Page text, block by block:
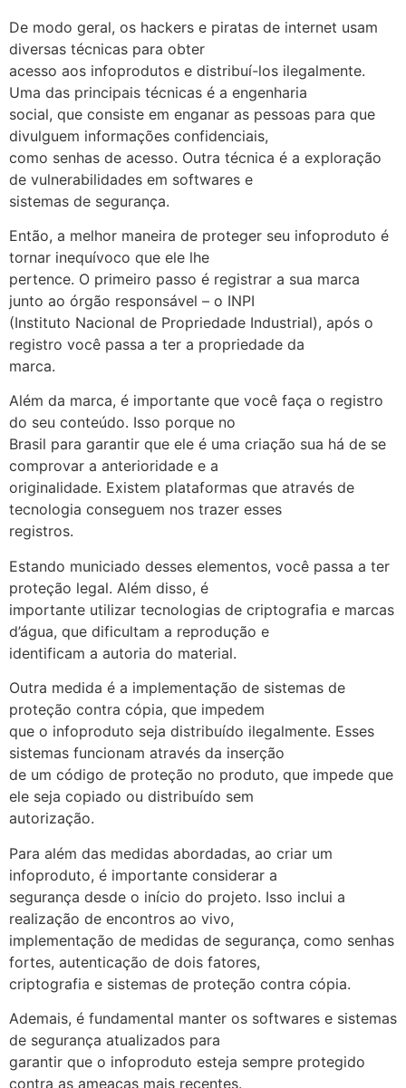
De modo geral, os hackers e piratas de internet usam
diversas técnicas para obter
acesso aos infoprodutos e distribuí-los ilegalmente.
Uma das principais técnicas é a engenharia
social, que consiste em enganar as pessoas para que
divulguem informações confidenciais,
como senhas de acesso. Outra técnica é a exploração
de vulnerabilidades em softwares e
sistemas de segurança.
Então, a melhor maneira de proteger seu infoproduto é
tornar inequívoco que ele lhe
pertence. O primeiro passo é registrar a sua marca
junto ao órgão responsável – o INPI
(Instituto Nacional de Propriedade Industrial), após o
registro você passa a ter a propriedade da
marca.
Além da marca, é importante que você faça o registro
do seu conteúdo. Isso porque no
Brasil para garantir que ele é uma criação sua há de se
comprovar a anterioridade e a
originalidade. Existem plataformas que através de
tecnologia conseguem nos trazer esses
registros.
Estando municiado desses elementos, você passa a ter
proteção legal. Além disso, é
importante utilizar tecnologias de criptografia e marcas
d’água, que dificultam a reprodução e
identificam a autoria do material.
Outra medida é a implementação de sistemas de
proteção contra cópia, que impedem
que o infoproduto seja distribuído ilegalmente. Esses
sistemas funcionam através da inserção
de um código de proteção no produto, que impede que
ele seja copiado ou distribuído sem
autorização.
Para além das medidas abordadas, ao criar um
infoproduto, é importante considerar a
segurança desde o início do projeto. Isso inclui a
realização de encontros ao vivo,
implementação de medidas de segurança, como senhas
fortes, autenticação de dois fatores,
criptografia e sistemas de proteção contra cópia.
Ademais, é fundamental manter os softwares e sistemas
de segurança atualizados para
garantir que o infoproduto esteja sempre protegido
contra as ameaças mais recentes.